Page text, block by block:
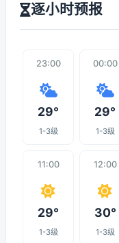
逐小时预报
23:00
29°
1-3级
00:00
29°
1-3级
11:00
29°
1-3级
12:00
30°
1-3级